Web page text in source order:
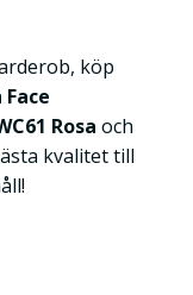
köp
Rosa och
kvalitet till